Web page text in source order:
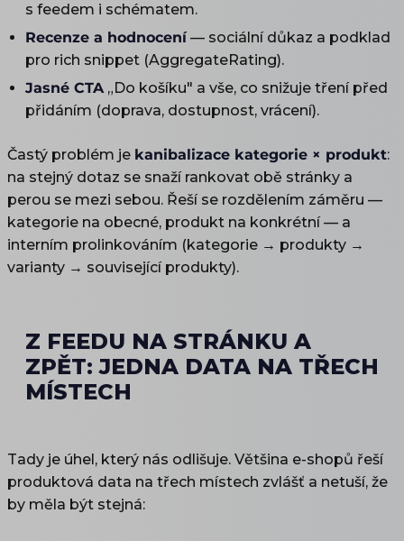
s feedem i schématem.
Recenze a hodnocení— sociální důkaz a podklad
pro rich snippet (AggregateRating).
Jasné CTA„Do košíku" a vše, co snižuje tření před
přidáním (doprava, dostupnost, vrácení).
Častý problém je kanibalizace kategorie × produkt:
na stejný dotaz se snaží rankovat obě stránky a
perou se mezi sebou. Řeší se rozdělením záměru —
kategorie na obecné, produkt na konkrétní — a
interním prolinkováním (kategorie → produkty →
varianty → související produkty).
Z FEEDU NA STRÁNKU A
ZPĚT: JEDNA DATA NA TŘECH
MÍSTECH
Tady je úhel, který nás odlišuje. Většina e-shopů řeší
produktová data na třech místech zvlášť a netuší, že
by měla být stejná: